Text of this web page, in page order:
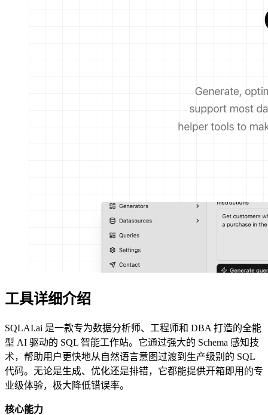
工具详细介绍
SQLAI.ai 是一款专为数据分析师、工程师和 DBA 打造的全能
型 AI 驱动的 SQL 智能工作站。它通过强大的 Schema 感知技
术，帮助用户更快地从自然语言意图过渡到生产级别的 SQL
代码。无论是生成、优化还是排错，它都能提供开箱即用的专
业级体验，极大降低错误率。
核心能力